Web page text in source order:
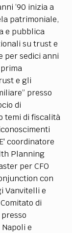
CONTATTI
’90 inizia a
patrimoniale,
e pubblica
su trust e
per sedici anni
e gli
presso
di
temi di fiscalità
coordinatore
Planning
per CFO
con
Vanvitelli e
di
e